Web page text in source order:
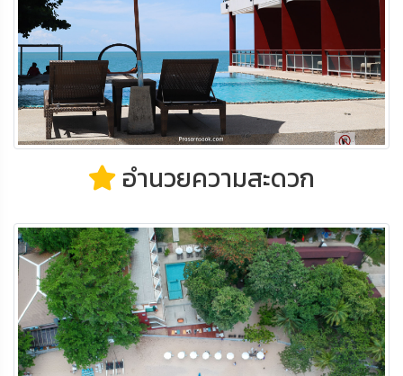
อำนวยความสะดวก